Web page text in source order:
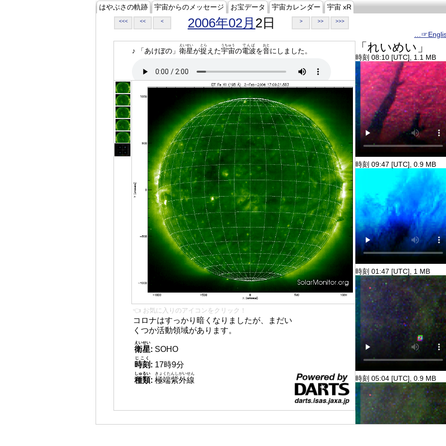
はやぶさの軌跡 宇宙からのメッセージ お宝データ 宇宙カレンダー 宇宙 xR
<<< << < 2006年02月 2日 > >> >>>
♪ 「あけぼの」 衛星
えいせい
が捉
とら
えた宇宙
うちゅう
の電波
でんぱ
を音
おと
にしました。
👈 お気に入りのアイコンをクリック！
コロナはすっかり暗くなりましたが、まだい
くつか活動領域があります。
衛星
えいせい
: SOHO
時刻
じこく
: 17時9分
種類
しゅるい
: 極端紫外線
きょくたんしがいせん
「れいめい」
時刻 08:10 [UTC], 1.1 MB
時刻 09:47 [UTC], 0.9 MB
時刻 01:47 [UTC], 1 MB
時刻 05:04 [UTC], 0.9 MB